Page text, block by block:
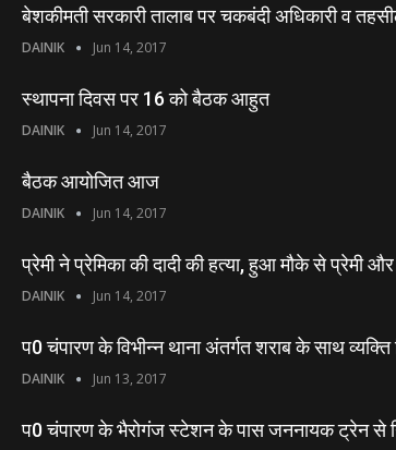
बेशकीमती सरकारी तालाब पर चकबंदी अधिकारी व
DAINIK Jun 14, 2017
स्थापना दिवस पर 16 को बैठक आहुत
DAINIK Jun 14, 2017
बैठक आयोजित आज
DAINIK Jun 14, 2017
प्रेमी ने प्रेमिका की दादी की हत्या, हुआ मौके से प्रेमी
DAINIK Jun 14, 2017
प0 चंपारण के विभीन्न थाना अंतर्गत शराब के साथ व्यक्ति
DAINIK Jun 13, 2017
प0 चंपारण के भैरोगंज स्टेशन के पास जननायक ट्रेन से